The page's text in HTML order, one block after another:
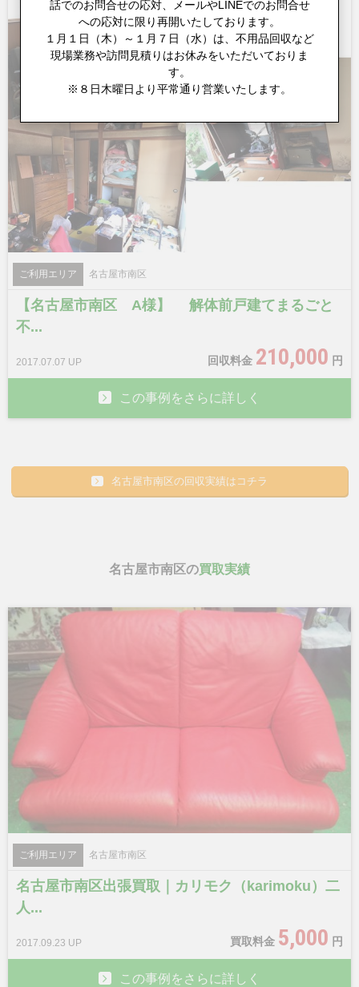
ご利用エリア 名古屋市南区
【名古屋市南区 A様】 解体前戸建てまるごと
不...
2017.07.07 UP 回収料金 210,000 円
この事例をさらに詳しく
名古屋市南区の回収実績はコチラ
名古屋市南区の買取実績
ご利用エリア 名古屋市南区
名古屋市南区出張買取｜カリモク（karimoku）二
人...
2017.09.23 UP 買取料金 5,000 円
この事例をさらに詳しく
話でのお問合せの応対、メールやLINEでのお問合せ
への応対に限り再開いたしております。
１月１日（木）～１月７日（水）は、不用品回収など
現場業務や訪問見積りはお休みをいただいておりま
す。
※８日木曜日より平常通り営業いたします。